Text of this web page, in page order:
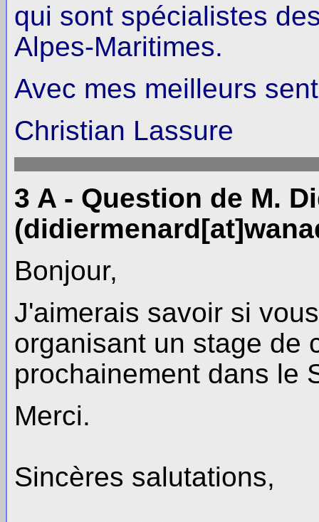
qui sont spécialistes
Alpes-Maritimes.
Avec mes meilleurs
Christian Lassure
3 A - Question de M.
Bonjour,
J'aimerais savoir si
organisant un stage de
prochainement dans le
Merci.
Sincères salutations,